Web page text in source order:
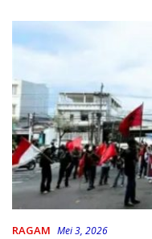
RAGAM Mei 3, 2026